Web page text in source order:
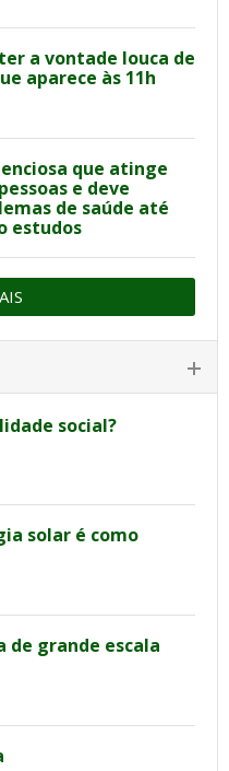
a vontade louca de
aparece às 11h
que atinge
e deve
de saúde até
estudos
social?
solar é como
de grande escala